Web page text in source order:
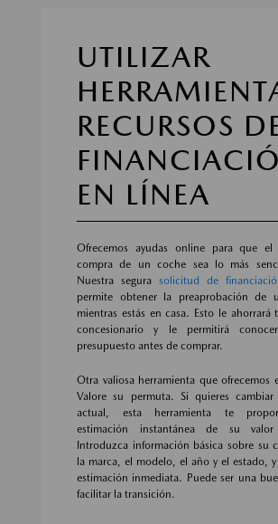
UTILIZAR
RECURSOS
EN LÍNEA
Ofrecemos ayudas online para que el
compra de un coche sea lo más
Nuestra segura solicitud de
permite obtener la preaprobación de
mientras estás en casa. Esto le ahorrará
concesionario y le permitirá
presupuesto antes de comprar.
Otra valiosa herramienta que ofrecemos
Valore su permuta. Si quieres
actual, esta herramienta te
estimación instantánea de su
Introduzca información básica sobre su
la marca, el modelo, el año y el estado,
estimación inmediata. Puede ser una
facilitar la transición.